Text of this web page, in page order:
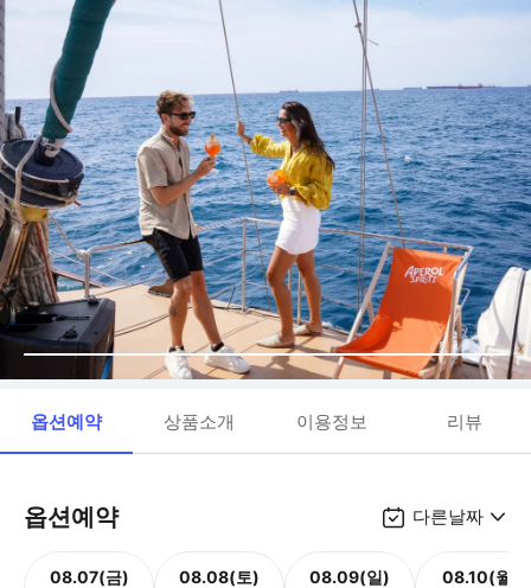
옵션예약 상품소개 이용정보 리뷰
옵션예약 다른날짜
08.07(금) 08.08(토) 08.09(일) 08.10(월)